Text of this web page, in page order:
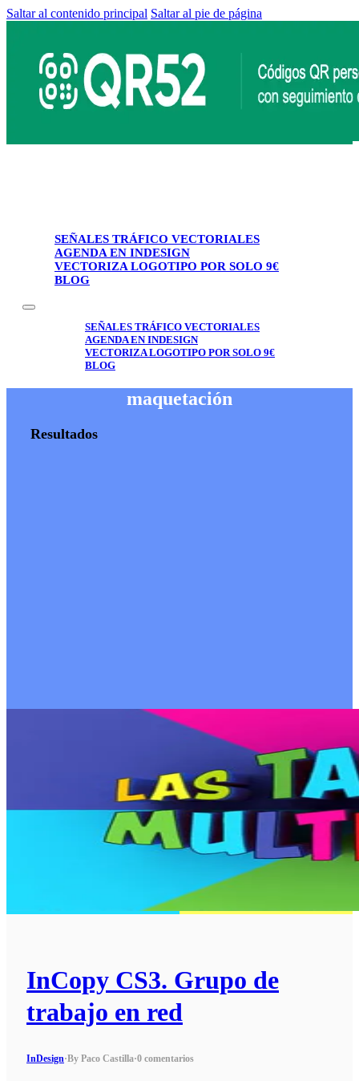
Saltar al contenido principal Saltar al pie de página
SEÑALES TRÁFICO VECTORIALES
AGENDA EN INDESIGN
VECTORIZA LOGOTIPO POR SOLO 9€
BLOG
SEÑALES TRÁFICO VECTORIALES
AGENDA EN INDESIGN
VECTORIZA LOGOTIPO POR SOLO 9€
BLOG
maquetación
Resultados
InCopy CS3. Grupo de
trabajo en red
InDesign·By Paco Castilla·0 comentarios